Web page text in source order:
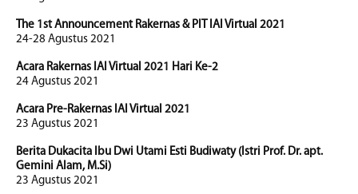
The 1st Announcement Rakernas & PIT IAI Virtual 2021
24-28 Agustus 2021
Acara Rakernas IAI Virtual 2021 Hari Ke-2
24 Agustus 2021
Acara Pre-Rakernas IAI Virtual 2021
23 Agustus 2021
Berita Dukacita Ibu Dwi Utami Esti Budiwaty (Istri Prof. Dr. apt.
Gemini Alam, M.Si)
23 Agustus 2021